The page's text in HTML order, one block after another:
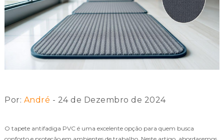
Por: André - 24 de Dezembro de 2024
O tapete antifadiga PVC é uma excelente opção para quem busca